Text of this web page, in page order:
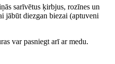
sarīvētus ķirbjus, rozīnes un
jābūt diezgan biezai (aptuveni
var pasniegt arī ar medu.